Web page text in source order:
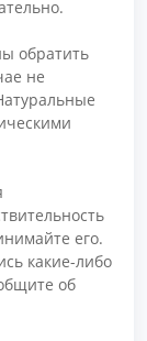
обратить
не
его.
какие-либо
об